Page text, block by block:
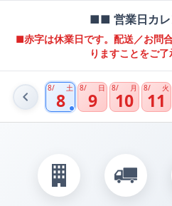
■■ 営業日カ
■赤字は休業日です。配送／お問
りますことをご了
8/ 土
8
8/ 日
9
8/ 月
10
8/ 火
11